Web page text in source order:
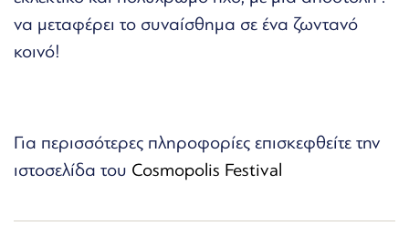
να μεταφέρει το συναίσθημα σε ένα ζωντανό
κοινό!
Για περισσότερες πληροφορίες επισκεφθείτε την
ιστοσελίδα του Cosmopolis Festival